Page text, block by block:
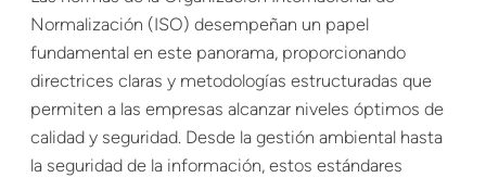
Normalización (ISO) desempeñan un papel
fundamental en este panorama, proporcionando
directrices claras y metodologías estructuradas que
permiten a las empresas alcanzar niveles óptimos de
calidad y seguridad. Desde la gestión ambiental hasta
la seguridad de la información, estos estándares